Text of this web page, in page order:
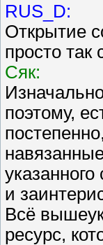
RUS_D:
Открытие
просто так
Сяк:
поэтому,
и
Всё
ресурс,